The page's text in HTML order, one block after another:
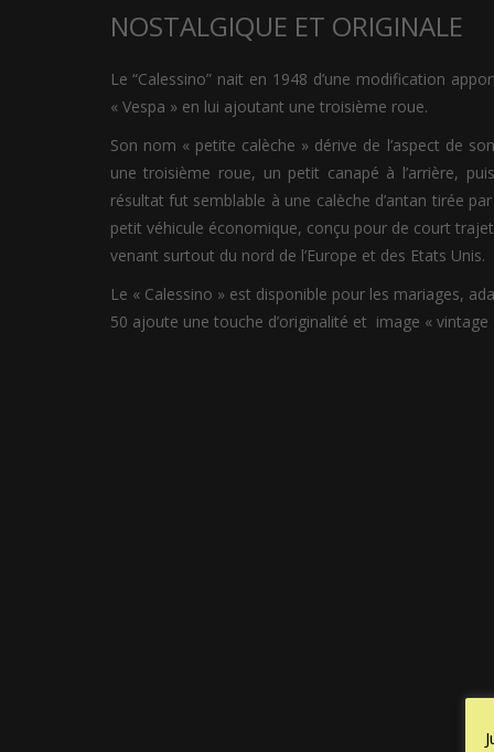
NOSTALGIQUE ET ORIGINALE
Le “Calessino” nait en 1948 d’une modification
« Vespa » en lui ajoutant une troisième roue.
Son nom « petite calèche » dérive de l’aspect de
une troisième roue, un petit canapé à l’arrière,
résultat fut semblable à une calèche d’antan tirée
petit véhicule économique, conçu pour de court
venant surtout du nord de l’Europe et des Etats Unis.
Le « Calessino » est disponible pour les mariages,
50 ajoute une touche d’originalité et image «